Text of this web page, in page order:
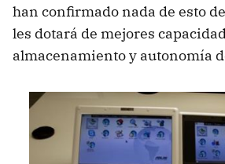
han confirmado nada de esto
les dotará de mejores
almacenamiento y autonomía